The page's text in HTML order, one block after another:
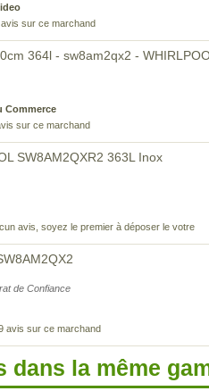
sur ce marchand
364l - sw8am2qx2 -
Commerce
sur ce marchand
SW8AM2QXR2 363L Inox
avis, soyez le premier à déposer le votre
de Confiance
avis sur ce marchand
dans la même